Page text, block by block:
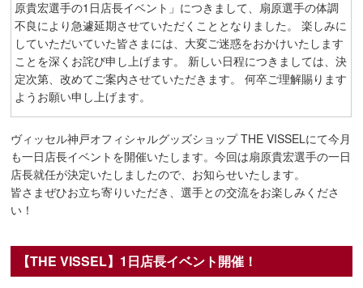
原貴宏選手の1日店長イベント」につきまして、扇原選手の体調
不良により急遽延期させていただくこととなりました。 楽しみに
していただいていた皆さまには、大変ご迷惑をおかけいたします
ことを深くお詫び申し上げます。 新しい日程につきましては、決
定次第、改めてご案内させていただきます。 何卒ご理解賜ります
ようお願い申し上げます。
ヴィッセル神戸オフィシャルグッズショップ THE VISSELにて今月
も一日店長イベントを開催いたします。今回は扇原貴宏選手の一日
店長就任が決定いたしましたので、お知らせいたします。
皆さまぜひお立ち寄りいただき、選手との交流をお楽しみくださ
い！
【THE VISSEL】1日店長イベント開催！